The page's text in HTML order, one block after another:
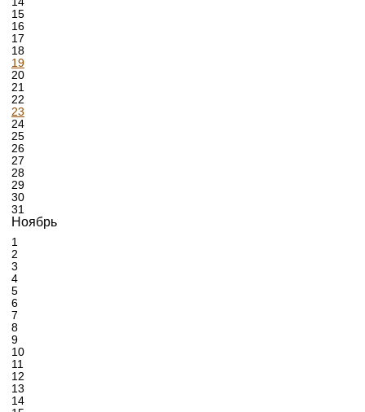
15
16
17
18
19
20
21
22
23
24
25
26
27
28
29
30
31
Ноябрь
1
2
3
4
5
6
7
8
9
10
11
12
13
14